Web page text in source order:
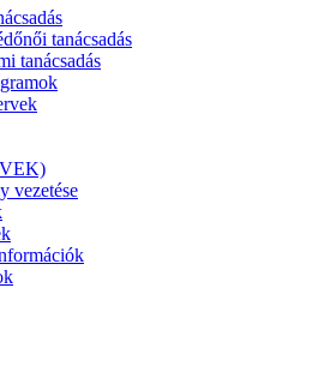
tanácsadás
tanácsadás
vezetése